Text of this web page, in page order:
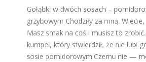
Gołąbki w dwóch sosach –
grzybowym Chodziły za mną.
Masz smak na coś i musisz to
kumpel, który stwierdził, że nie lubi
sosie pomidorowym.Czemu nie —